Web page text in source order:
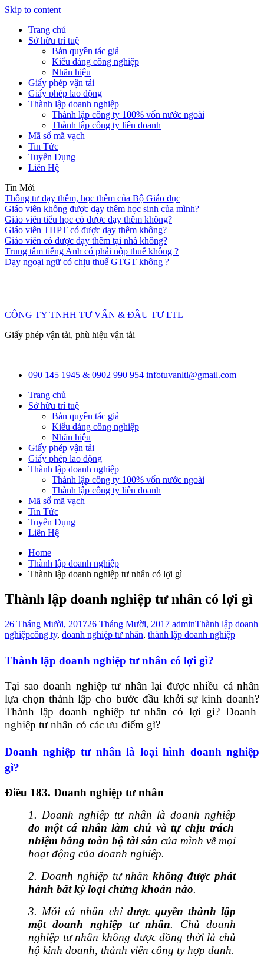
Skip to content
Trang chủ
Sở hữu trí tuệ
Bản quyền tác giả
Kiểu dáng công nghiệp
Nhãn hiệu
Giấy phép vận tải
Giấy phép lao động
Thành lập doanh nghiệp
Thành lập công ty 100% vốn nước ngoài
Thành lập công ty liên doanh
Mã số mã vạch
Tin Tức
Tuyển Dụng
Liên Hệ
Tin Mới
Thông tư dạy thêm, học thêm của Bộ Giáo dục
Giáo viên không được dạy thêm học sinh của mình?
Giáo viên tiểu học có được dạy thêm không?
Giáo viên THPT có được dạy thêm không?
Giáo viên có được dạy thêm tại nhà không?
Trung tâm tiếng Anh có phải nộp thuế không ?
Dạy ngoại ngữ có chịu thuế GTGT không ?
CÔNG TY TNHH TƯ VẤN & ĐẦU TƯ LTL
Giấy phép vận tải, phù hiệu vận tải
090 145 1945 & 0902 990 954 infotuvanltl@gmail.com
Trang chủ
Sở hữu trí tuệ
Bản quyền tác giả
Kiểu dáng công nghiệp
Nhãn hiệu
Giấy phép vận tải
Giấy phép lao động
Thành lập doanh nghiệp
Thành lập công ty 100% vốn nước ngoài
Thành lập công ty liên doanh
Mã số mã vạch
Tin Tức
Tuyển Dụng
Liên Hệ
Home
Thành lập doanh nghiệp
Thành lập doanh nghiệp tư nhân có lợi gì
Thành lập doanh nghiệp tư nhân có lợi gì
26 Tháng Mười, 201726 Tháng Mười, 2017 adminThành lập doanh
nghiệpcông ty, doanh nghiệp tư nhân, thành lập doanh nghiệp
Thành lập doanh nghiệp tư nhân có lợi gì?
Tại sao doanh nghiệp tư nhân lại được nhiều cá nhân
lựa chọn thành lập cho bước đầu khởi sự kinh doanh?
Thành lập doanh nghiệp tư nhân có lợi gì? Doanh
nghiệp tư nhân có các ưu điểm gì?
Doanh nghiệp tư nhân là loại hình doanh nghiệp
gì?
Điều 183. Doanh nghiệp tư nhân
1. Doanh nghiệp tư nhân là doanh nghiệp
do một cá nhân làm chủ vàtự chịu trách
nhiệm bằng toàn bộ tài sản của mình về mọi
hoạt động của doanh nghiệp.
2. Doanh nghiệp tư nhânkhông được phát
hành bất kỳ loại chứng khoán nào.
3. Mỗi cá nhân chỉ được quyền thành lập
một doanh nghiệp tư nhân. Chủ doanh
nghiệp tư nhân không được đồng thời là chủ
hộ kinh doanh, thành viên công ty hợp danh.